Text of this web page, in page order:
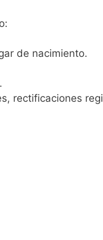
de nacimiento.
rectificaciones